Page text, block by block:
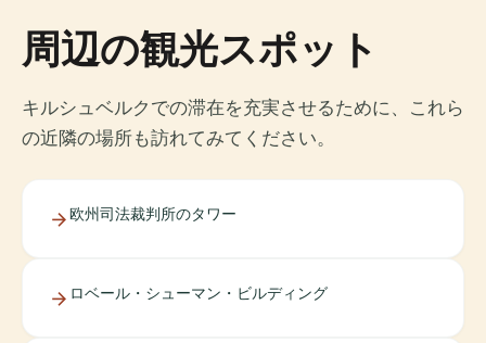
周辺の観光スポット
キルシュベルクでの滞在を充実させるために、これら
の近隣の場所も訪れてみてください。
欧州司法裁判所のタワー
ロベール・シューマン・ビルディング